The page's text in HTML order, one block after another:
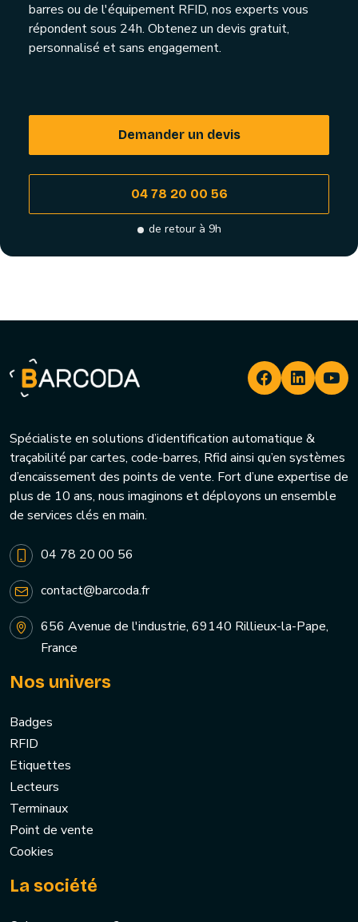
barres ou de l'équipement RFID, nos experts vous
répondent sous 24h. Obtenez un devis gratuit,
personnalisé et sans engagement.
Demander un devis
04 78 20 00 56
de retour à 9h
Spécialiste en solutions d’identification automatique &
traçabilité par cartes, code-barres, Rfid ainsi qu’en systèmes
d’encaissement des points de vente. Fort d’une expertise de
plus de 10 ans, nous imaginons et déployons un ensemble
de services clés en main.
04 78 20 00 56
contact@barcoda.fr
656 Avenue de l'industrie, 69140 Rillieux-la-Pape,
France
Nos univers
Badges
RFID
Etiquettes
Lecteurs
Terminaux
Point de vente
Cookies
La société